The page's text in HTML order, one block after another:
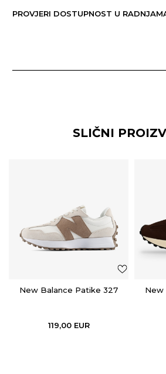
PROVJERI DOSTUPNOST U
SLIČNI
New Balance Patike 327
119,00 EUR
New